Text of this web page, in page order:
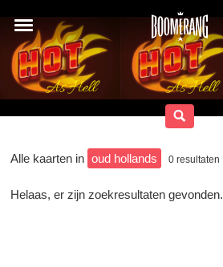
Alle kaarten in oud hollands 0 resultaten
Helaas, er zijn zoekresultaten gevonden.